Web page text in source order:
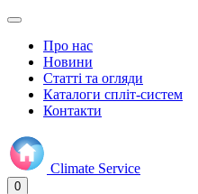
Про нас
Новини
Статті та огляди
Каталоги спліт-систем
Контакти
Climate Service
0